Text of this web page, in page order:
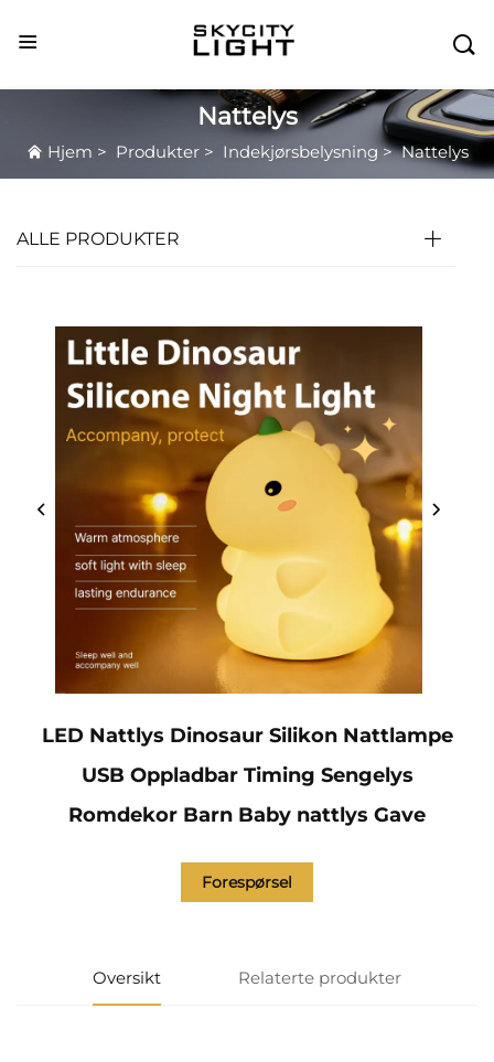

Nattelys
Hjem > Produkter> Indekjørsbelysning>Nattelys
ALLE PRODUKTER
LED Nattlys Dinosaur Silikon Nattlampe
USB Oppladbar Timing Sengelys
Romdekor Barn Baby nattlys Gave
Forespørsel
Oversikt Relaterte produkter